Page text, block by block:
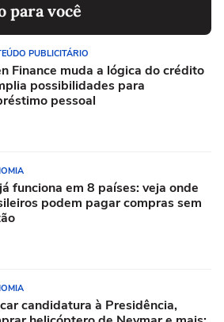
para você
PUBLICITÁRIO
Finance muda a lógica do crédito
possibilidades para
pessoal
funciona em 8 países: veja onde
podem pagar compras sem
candidatura à Presidência,